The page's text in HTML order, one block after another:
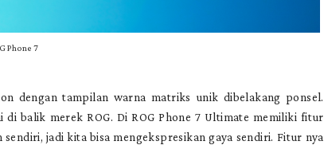
Phone 7
dengan tampilan warna matriks unik dibelakang ponsel.
balik merek ROG. Di ROG Phone 7 Ultimate memiliki fitur
jadi kita bisa mengekspresikan gaya sendiri. Fitur nya